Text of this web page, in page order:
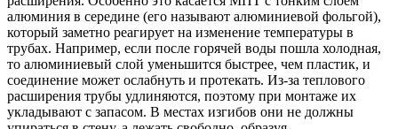
алюминия в середине (его называют алюминиевой фольгой),
который заметно реагирует на изменение температуры в
трубах. Например, если после горячей воды пошла холодная,
то алюминиевый слой уменьшится быстрее, чем пластик, и
соединение может ослабнуть и протекать. Из-за теплового
расширения трубы удлиняются, поэтому при монтаже их
укладывают с запасом. В местах изгибов они не должны